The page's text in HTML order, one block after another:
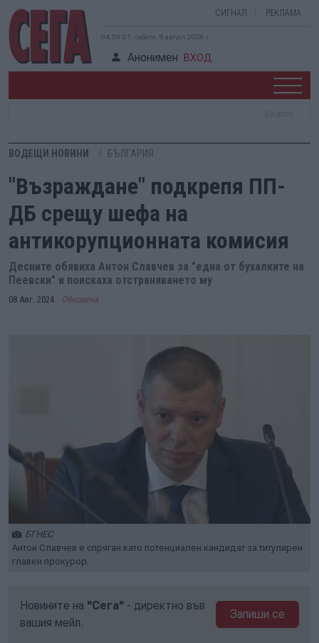
СИГНАЛ РЕКЛАМА
04:59:02, събота, 8 август 2026 г.
Анонимен ВХОД
ВОДЕЩИ НОВИНИ БЪЛГАРИЯ
"Възраждане" подкрепя ПП-
ДБ срещу шефа на
антикорупционната комисия
Десните обявиха Антон Славчев за "една от бухалките на
Пеевски" и поискаха отстраняването му
08 Авг. 2024 Обновена
БГНЕС
Антон Славчев е спряган като потенциален кандидат за титулярен
главен прокурор.
Новините на "Сега" - директно във
вашия мейл.
Запиши се